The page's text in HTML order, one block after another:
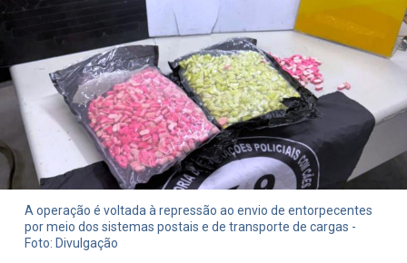
A operação é voltada à repressão ao envio de entorpecentes
por meio dos sistemas postais e de transporte de cargas -
Foto: Divulgação